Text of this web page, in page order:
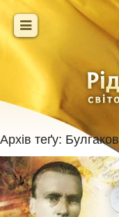
Архів теґу: Булгаков